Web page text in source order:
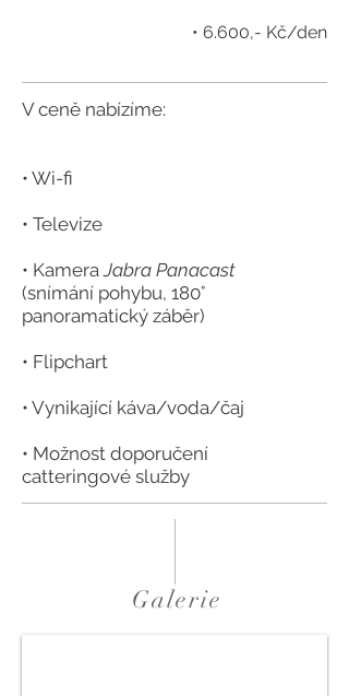
• 6.600,- Kč/den
V ceně nabízíme:
• Wi-fi
• Televize
• KameraJabra Panacast
(snímání pohybu, 180°
panoramatický záběr)
• Flipchart
• Vynikající káva/voda/čaj
• Možnost doporučení
catteringové služby
Galerie